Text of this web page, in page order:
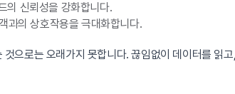
의 신뢰성을 강화합니다.
과의 상호작용을 극대화합니다.
으로는 오래가지 못합니다. 끊임없이 데이터를 읽